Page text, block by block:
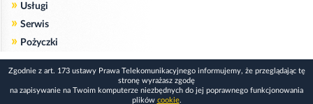
» Usługi
» Serwis
» Pożyczki
Zgodnie z art. 173 ustawy Prawa Telekomunikacyjnego informujemy, że przeglądając tę
stronę wyrażasz zgodę
na zapisywanie na Twoim komputerze niezbędnych do jej poprawnego funkcjonowania
plików cookie.